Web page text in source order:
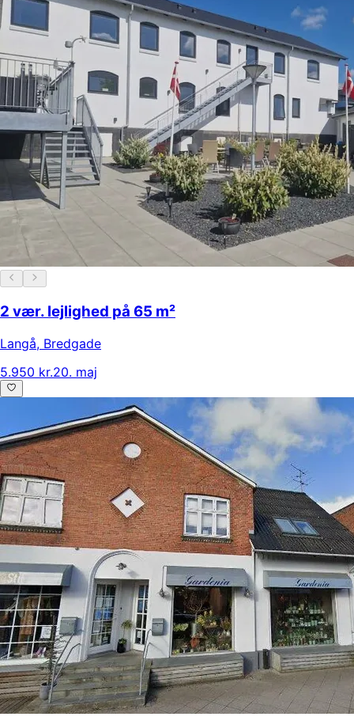
2 vær. lejlighed på 65 m²
Langå, Bredgade
5.950 kr.20. maj